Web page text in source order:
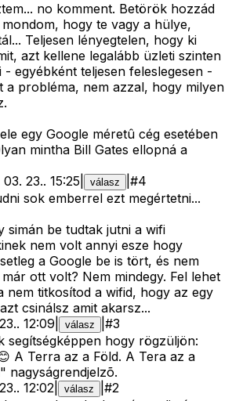
no komment. Betörök hozzád
hogy te vagy a hülye,
Teljesen lényegtelen, hogy ki
azt kellene legalább üzleti szinten
egyébként teljesen feleslegesen -
a probléma, nem azzal, hogy milyen
egy Google méretû cég esetében
mintha Bill Gates ellopná a
03. 23.. 15:25 válasz #4
sok emberrel ezt megértetni...
simán be tudtak jutni a wifi
nem volt annyi esze hogy
a Google be is tört, és nem
ott volt? Nem mindegy. Fel lehet
nem titkosítod a wifid, hogy az egy
csinálsz amit akarsz...
. 12:09 válasz #3
segítségképpen hogy rögzüljön:
A Terra az a Föld. A Tera az a
nagyságrendjelzõ.
. 12:02 válasz #2